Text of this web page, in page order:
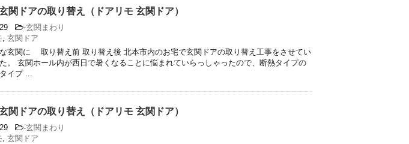
ドアの取り替え（ドアリモ 玄関ドア）
-玄関まわり
, 玄関ドア
玄関に 取り替え前 取り替え後 北本市内のお宅で玄関ドアの取り替え工事をさせてい
。 玄関ホール内が西日で暑くなることに悩まれていらっしゃったので、断熱タイプの
イプ ...
ドアの取り替え（ドアリモ 玄関ドア）
-玄関まわり
, 玄関ドア